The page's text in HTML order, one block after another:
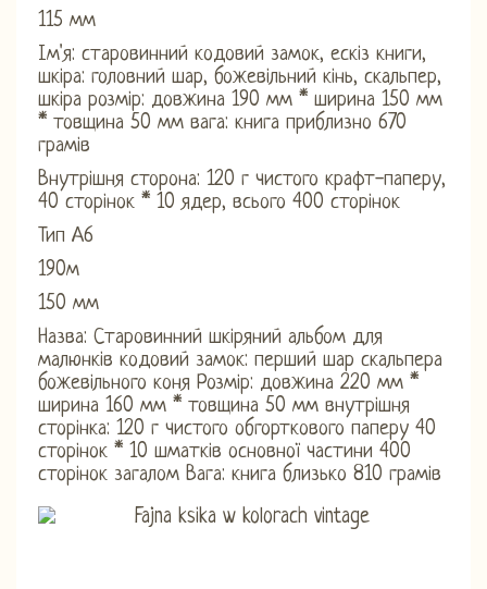
115 мм
Ім'я: старовинний кодовий замок, ескіз книги,
шкіра: головний шар, божевільний кінь, скальпер,
шкіра розмір: довжина 190 мм * ширина 150 мм
* товщина 50 мм вага: книга приблизно 670
грамів
Внутрішня сторона: 120 г чистого крафт-паперу,
40 сторінок * 10 ядер, всього 400 сторінок
Тип А6
190м
150 мм
Назва: Старовинний шкіряний альбом для
малюнків кодовий замок: перший шар скальпера
божевільного коня Розмір: довжина 220 мм *
ширина 160 мм * товщина 50 мм внутрішня
сторінка: 120 г чистого обгорткового паперу 40
сторінок * 10 шматків основної частини 400
сторінок загалом Вага: книга близько 810 грамів